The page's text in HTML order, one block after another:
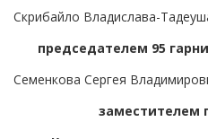
Скрибайло Владислава-
председателем 95
Семенкова Сергея
заместителем